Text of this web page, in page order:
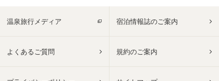
温泉旅行メディア 宿泊情報誌のご案内
よくあるご質問 規約のご案内